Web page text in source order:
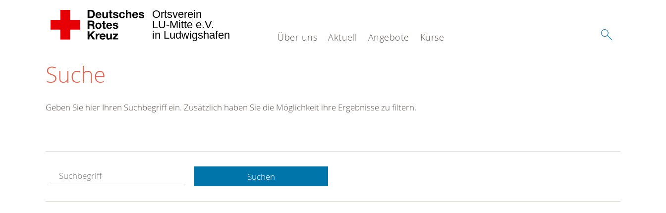
Über uns Aktuell Angebote Kurse
Ortsverein
LU-Mitte e.V.
in Ludwigshafen
Suche
Hotline.
gerne.
Geben Sie hier Ihren Suchbegriff ein. Zusätzlich haben Sie die Möglichkeit ihre Ergebnisse zu filtern.
Suchen